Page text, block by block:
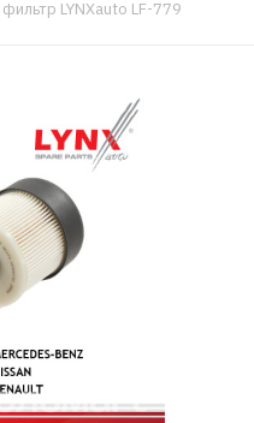
LYNXauto LF-779